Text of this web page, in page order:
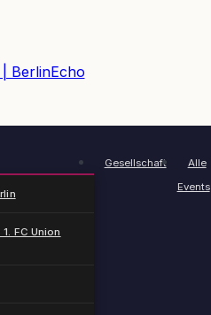
FC Union
Gesellschaft
Alle
Events